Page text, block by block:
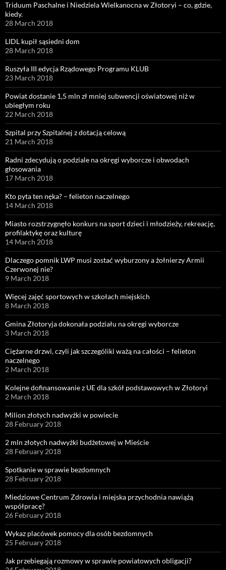
Triduum Paschalne i Niedziela Wielkanocna w Złotoryi – co, gdzie,
kiedy.
28 March 2018
LIDL kupił sąsiedni dom
28 March 2018
Ruszyła III edycja Rządowego Programu KLUB
23 March 2018
Powiat dostanie 1,5 mln zł mniej subwencji oświatowej niż w
ubiegłym roku
22 March 2018
Szpital przy Szpitalnej z dotacją celową
21 March 2018
Radni zdecydują o podziale na okręgi wyborcze i obwodach
głosowania
17 March 2018
Kto pyta ten nęka? – felieton naczelnego
14 March 2018
Miasto rozstrzygnęło konkurs na sport dzieci i młodzieży, rekreację,
profilaktykę oraz kulturę
14 March 2018
Dlaczego pomnik LWP musi zostać wyburzony a żołnierzy Armii
Czerwonej nie?
9 March 2018
Więcej zajęć sportowych w szkołach miejskich
8 March 2018
Gmina Złotoryja dokonała podziału na okręgi wyborcze
3 March 2018
Ciężarne drzwi, czyli jak szczególiki ważą na całości – felieton
naczelnego
2 March 2018
Kolejne dofinansowanie z UE dla szkół podstawowych w Złotoryi
2 March 2018
Milion złotych nadwyżki w powiecie
28 February 2018
2 mln złotych nadwyżki budżetowej w Mieście
28 February 2018
Spotkanie w sprawie bezdomnych
28 February 2018
Miedziowe Centrum Zdrowia i miejska przychodnia nawiążą
współpracę?
26 February 2018
Wykaz placówek pomocy dla osób bezdomnych
25 February 2018
Jak przebiegają rozmowy w sprawie powiatowych obligacji?